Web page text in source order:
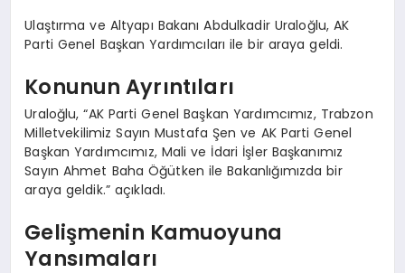
Ulaştırma ve Altyapı Bakanı Abdulkadir Uraloğlu, AK
Parti Genel Başkan Yardımcıları ile bir araya geldi.
Konunun Ayrıntıları
Uraloğlu, “AK Parti Genel Başkan Yardımcımız, Trabzon
Milletvekilimiz Sayın Mustafa Şen ve AK Parti Genel
Başkan Yardımcımız, Mali ve İdari İşler Başkanımız
Sayın Ahmet Baha Öğütken ile Bakanlığımızda bir
araya geldik.” açıkladı.
Gelişmenin Kamuoyuna
Yansımaları